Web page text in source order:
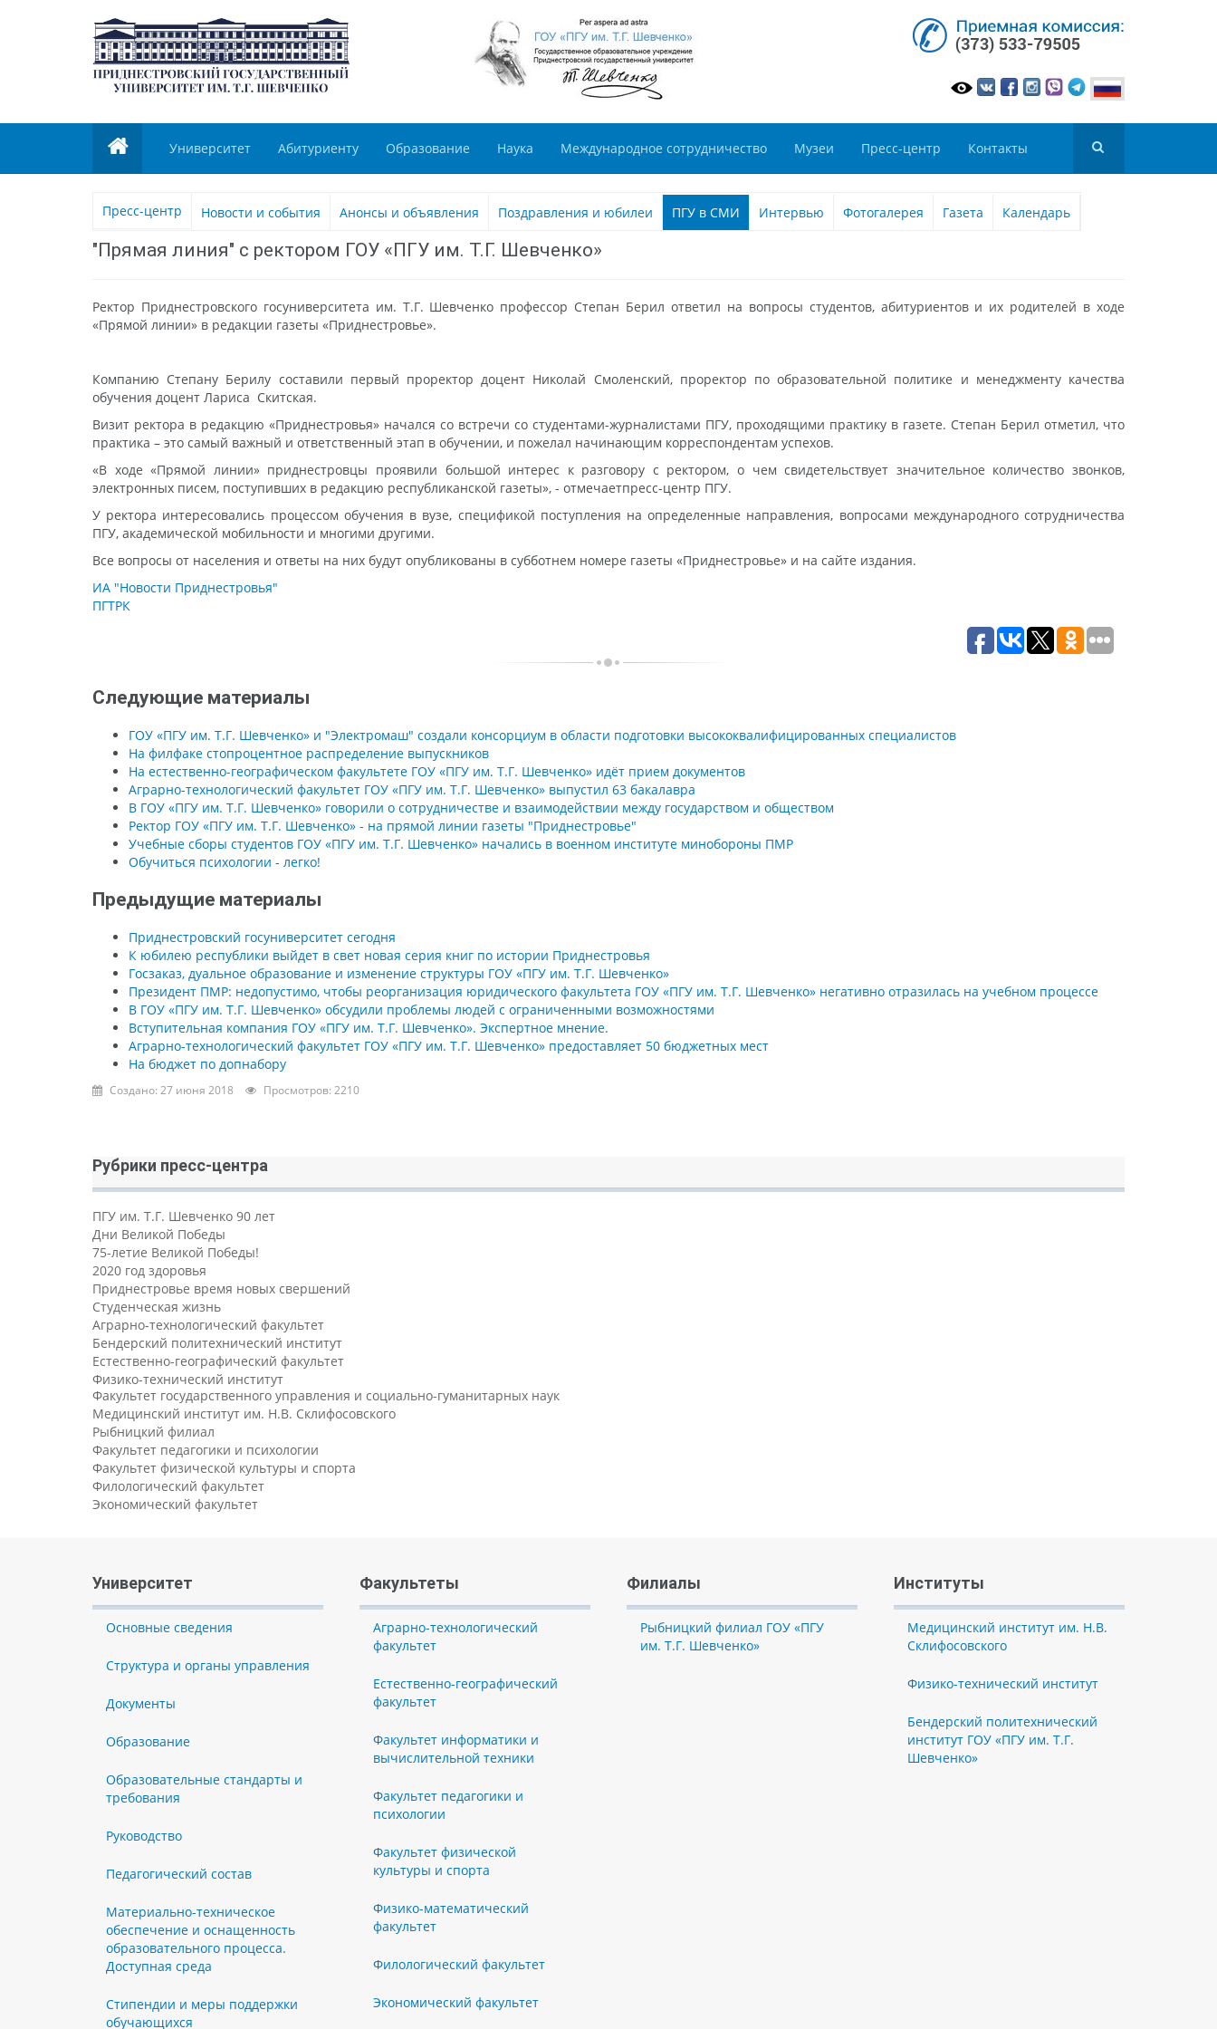
Университет Абитуриенту Образование Наука Международное сотрудничество Музеи Пресс-центр Контакты
Пресс-центр Новости и события Анонсы и объявления Поздравления и юбилеи ПГУ в СМИ Интервью Фотогалерея Газета Календарь
"Прямая линия" с ректором ГОУ «ПГУ им. Т.Г. Шевченко»
Ректор Приднестровского госуниверситета им. Т.Г. Шевченко профессор Степан Берил ответил на вопросы студентов, абитуриентов и их родителей в ходе
«Прямой линии» в редакции газеты «Приднестровье».
Компанию Степану Берилу составили первый проректор доцент Николай Смоленский, проректор по образовательной политике и менеджменту качества
обучения доцент Лариса Скитская.
Визит ректора в редакцию «Приднестровья» начался со встречи со студентами-журналистами ПГУ, проходящими практику в газете. Степан Берил отметил, что
практика – это самый важный и ответственный этап в обучении, и пожелал начинающим корреспондентам успехов.
«В ходе «Прямой линии» приднестровцы проявили большой интерес к разговору с ректором, о чем свидетельствует значительное количество звонков,
электронных писем, поступивших в редакцию республиканской газеты», - отмечаетпресс-центр ПГУ.
У ректора интересовались процессом обучения в вузе, спецификой поступления на определенные направления, вопросами международного сотрудничества
ПГУ, академической мобильности и многими другими.
Все вопросы от населения и ответы на них будут опубликованы в субботнем номере газеты «Приднестровье» и на сайте издания.
ИА "Новости Приднестровья"
ПГТРК
Следующие материалы
ГОУ «ПГУ им. Т.Г. Шевченко» и "Электромаш" создали консорциум в области подготовки высококвалифицированных специалистов
На филфаке стопроцентное распределение выпускников
На естественно-географическом факультете ГОУ «ПГУ им. Т.Г. Шевченко» идёт прием документов
Аграрно-технологический факультет ГОУ «ПГУ им. Т.Г. Шевченко» выпустил 63 бакалавра
В ГОУ «ПГУ им. Т.Г. Шевченко» говорили о сотрудничестве и взаимодействии между государством и обществом
Ректор ГОУ «ПГУ им. Т.Г. Шевченко» - на прямой линии газеты "Приднестровье"
Учебные сборы студентов ГОУ «ПГУ им. Т.Г. Шевченко» начались в военном институте минобороны ПМР
Обучиться психологии - легко!
Предыдущие материалы
Приднестровский госуниверситет сегодня
К юбилею республики выйдет в свет новая серия книг по истории Приднестровья
Госзаказ, дуальное образование и изменение структуры ГОУ «ПГУ им. Т.Г. Шевченко»
Президент ПМР: недопустимо, чтобы реорганизация юридического факультета ГОУ «ПГУ им. Т.Г. Шевченко» негативно отразилась на учебном процессе
В ГОУ «ПГУ им. Т.Г. Шевченко» обсудили проблемы людей с ограниченными возможностями
Вступительная компания ГОУ «ПГУ им. Т.Г. Шевченко». Экспертное мнение.
Аграрно-технологический факультет ГОУ «ПГУ им. Т.Г. Шевченко» предоставляет 50 бюджетных мест
На бюджет по допнабору
Создано: 27 июня 2018 Просмотров: 2210
Рубрики пресс-центра
ПГУ им. Т.Г. Шевченко 90 лет
Дни Великой Победы
75-летие Великой Победы!
2020 год здоровья
Приднестровье время новых свершений
Студенческая жизнь
Аграрно-технологический факультет
Бендерский политехнический институт
Естественно-географический факультет
Физико-технический институт
Факультет государственного управления и социально-гуманитарных наук
Медицинский институт им. Н.В. Склифосовского
Рыбницкий филиал
Факультет педагогики и психологии
Факультет физической культуры и спорта
Филологический факультет
Экономический факультет
Университет
Основные сведения
Структура и органы управления
Документы
Образование
Образовательные стандарты и
требования
Руководство
Педагогический состав
Материально-техническое
обеспечение и оснащенность
образовательного процесса.
Доступная среда
Стипендии и меры поддержки
обучающихся
Факультеты
Аграрно-технологический
факультет
Естественно-географический
факультет
Факультет информатики и
вычислительной техники
Факультет педагогики и
психологии
Факультет физической
культуры и спорта
Физико-математический
факультет
Филологический факультет
Экономический факультет
Филиалы
Рыбницкий филиал ГОУ «ПГУ
им. Т.Г. Шевченко»
Институты
Медицинский институт им. Н.В.
Склифосовского
Физико-технический институт
Бендерский политехнический
институт ГОУ «ПГУ им. Т.Г.
Шевченко»